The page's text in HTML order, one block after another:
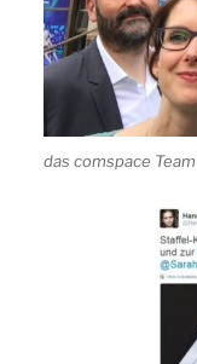
das comspace